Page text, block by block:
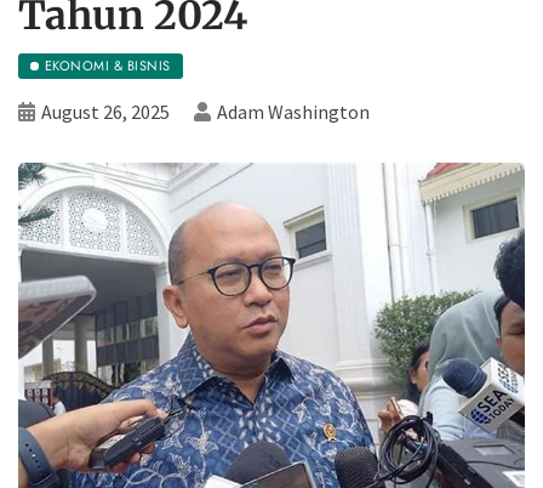
Tahun 2024
EKONOMI & BISNIS
August 26, 2025 Adam Washington